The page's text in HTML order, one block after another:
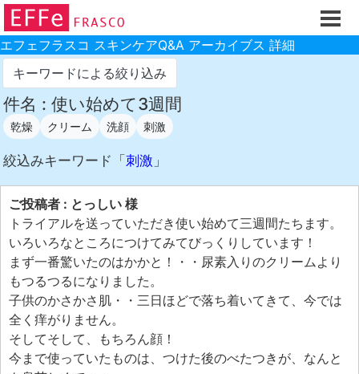
ホーム
ご注文フォーム
初回割引
製品のご案内
お買い物ガイド
スキンケアQ&Aアーカイブス
製品レビュー
スキンケア基礎講座
コスメ辞典 化粧品成分検索
ご購入履歴
ご登録情報
ご紹介(アフェリエイト)制度
エフェ研究所について
エフェフラスコ スキンケアQ&A アーカイブス 詳細
キーワードによる絞り込み
件名 : 使い始めて3週間
乾燥 クリーム 洗顔 刺激
絞込みキーワード「 刺激 」
ご投稿者 : とっしい 様
トライアルを送っていただき使い始めて三週間たちます。
いろいろなところにつけてみてびっくりしています！
まず一番驚いたのはかかと！・・尿素入りのクリームより
もつるつるになりました。
子供のかさかさ肌・・三日ほどで落ち着いてきて、今では
全く痒がりません。
そしてそして、もちろん顔！
今まで使っていたものは、つけた後のべたつきが、なんと